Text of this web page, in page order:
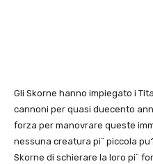
Gli Skorne hanno impiegato i
cannoni per quasi duecento
forza per manovrare queste
nessuna creatura pi¨ piccola
Skorne di schierare la loro pi¨